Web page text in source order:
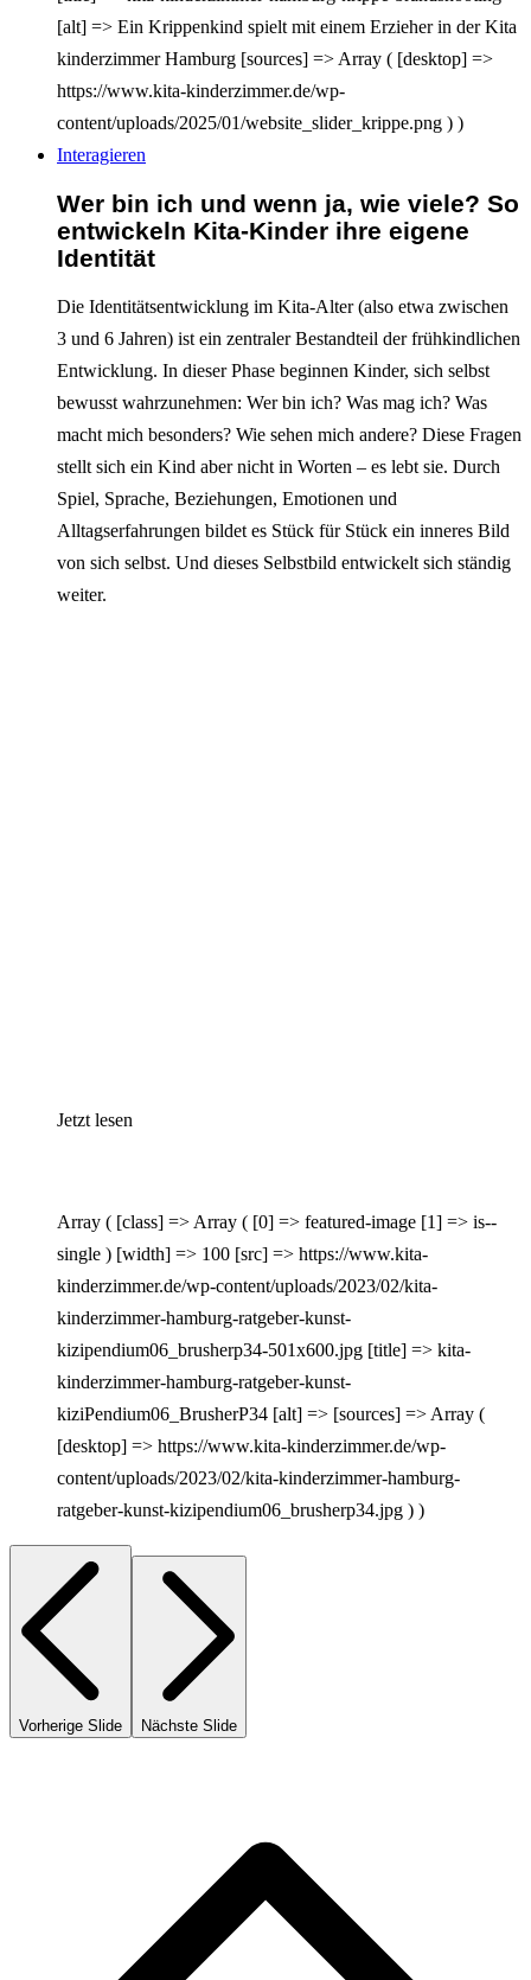
[alt] => Ein Krippenkind spielt mit einem Erzieher in der Kita
kinderzimmer Hamburg [sources] => Array ( [desktop] =>
https://www.kita-kinderzimmer.de/wp-
content/uploads/2025/01/website_slider_krippe.png ) )
Interagieren
Wer bin ich und wenn ja, wie viele? So
entwickeln Kita-Kinder ihre eigene
Identität
Die Identitätsentwicklung im Kita-Alter (also etwa zwischen
3 und 6 Jahren) ist ein zentraler Bestandteil der frühkindlichen
Entwicklung. In dieser Phase beginnen Kinder, sich selbst
bewusst wahrzunehmen: Wer bin ich? Was mag ich? Was
macht mich besonders? Wie sehen mich andere? Diese Fragen
stellt sich ein Kind aber nicht in Worten – es lebt sie. Durch
Spiel, Sprache, Beziehungen, Emotionen und
Alltagserfahrungen bildet es Stück für Stück ein inneres Bild
von sich selbst. Und dieses Selbstbild entwickelt sich ständig
weiter.
Jetzt lesen
Array ( [class] => Array ( [0] => featured-image [1] => is--
single ) [width] => 100 [src] => https://www.kita-
kinderzimmer.de/wp-content/uploads/2023/02/kita-
kinderzimmer-hamburg-ratgeber-kunst-
kizipendium06_brusherp34-501x600.jpg [title] => kita-
kinderzimmer-hamburg-ratgeber-kunst-
kiziPendium06_BrusherP34 [alt] => [sources] => Array (
[desktop] => https://www.kita-kinderzimmer.de/wp-
content/uploads/2023/02/kita-kinderzimmer-hamburg-
ratgeber-kunst-kizipendium06_brusherp34.jpg ) )
Vorherige Slide Nächste Slide